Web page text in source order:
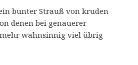
bunter Strauß von kruden
denen bei genauerer
wahnsinnig viel übrig